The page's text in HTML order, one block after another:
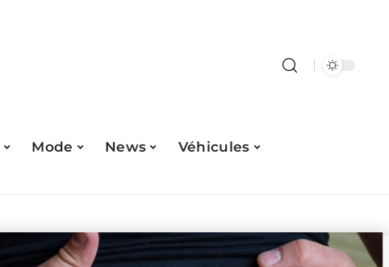
Mode News
Véhicules